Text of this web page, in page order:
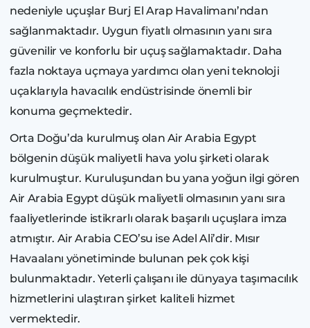
nedeniyle uçuşlar Burj El Arap Havalimanı’ndan
sağlanmaktadır. Uygun fiyatlı olmasının yanı sıra
güvenilir ve konforlu bir uçuş sağlamaktadır. Daha
fazla noktaya uçmaya yardımcı olan yeni teknoloji
uçaklarıyla havacılık endüstrisinde önemli bir
konuma geçmektedir.
Orta Doğu’da kurulmuş olan Air Arabia Egypt
bölgenin düşük maliyetli hava yolu şirketi olarak
kurulmuştur. Kuruluşundan bu yana yoğun ilgi gören
Air Arabia Egypt düşük maliyetli olmasının yanı sıra
faaliyetlerinde istikrarlı olarak başarılı uçuşlara imza
atmıştır. Air Arabia CEO’su ise Adel Ali’dir. Mısır
Havaalanı yönetiminde bulunan pek çok kişi
bulunmaktadır. Yeterli çalışanı ile dünyaya taşımacılık
hizmetlerini ulaştıran şirket kaliteli hizmet
vermektedir.